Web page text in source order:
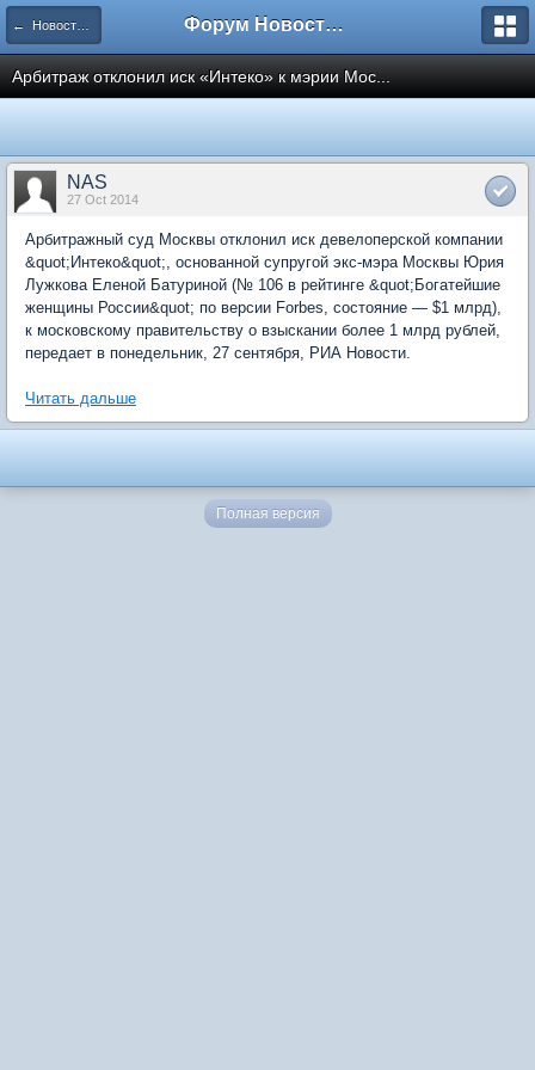
← Новости рынка недвижимости Форум Новостройки
Арбитраж отклонил иск «Интеко» к мэрии Мос...
NAS
27 Oct 2014
Арбитражный суд Москвы отклонил иск девелоперской компании
&quot;Интеко&quot;, основанной супругой экс-мэра Москвы Юрия
Лужкова Еленой Батуриной (№ 106 в рейтинге &quot;Богатейшие
женщины России&quot; по версии Forbes, состояние — $1 млрд),
к московскому правительству о взыскании более 1 млрд рублей,
передает в понедельник, 27 сентября, РИА Новости.
Читать дальше
Полная версия